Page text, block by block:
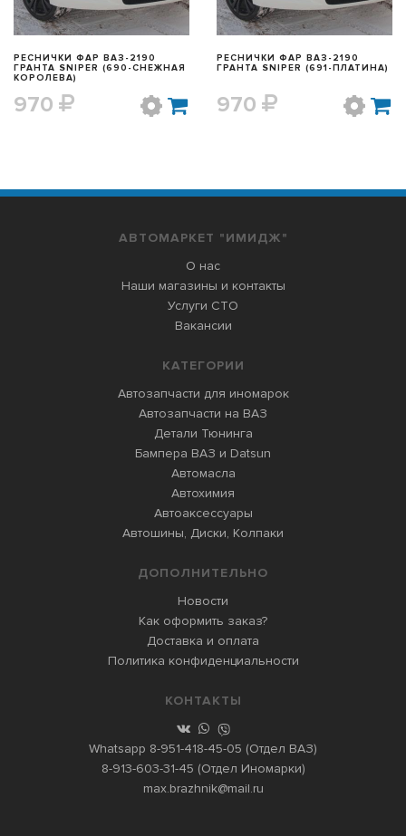
РЕСНИЧКИ ФАР ВАЗ-2190
ГРАНТА SNIPER (690-СНЕЖНАЯ
КОРОЛЕВА)
970
РЕСНИЧКИ ФАР ВАЗ-2190
ГРАНТА SNIPER (691-ПЛАТИНА)
970
АВТОМАРКЕТ "ИМИДЖ"
О нас
Наши магазины и контакты
Услуги СТО
Вакансии
КАТЕГОРИИ
Автозапчасти для иномарок
Автозапчасти на ВАЗ
Детали Тюнинга
Бампера ВАЗ и Datsun
Автомасла
Автохимия
Автоаксессуары
Автошины, Диски, Колпаки
ДОПОЛНИТЕЛЬНО
Новости
Как оформить заказ?
Доставка и оплата
Политика конфиденциальности
КОНТАКТЫ
Whatsapp 8-951-418-45-05 (Отдел ВАЗ)
8-913-603-31-45 (Отдел Иномарки)
max.brazhnik@mail.ru